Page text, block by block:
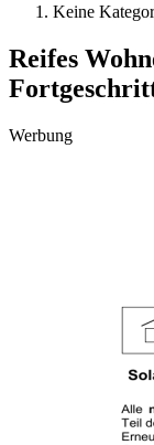
Keine
Reifes
Werbung